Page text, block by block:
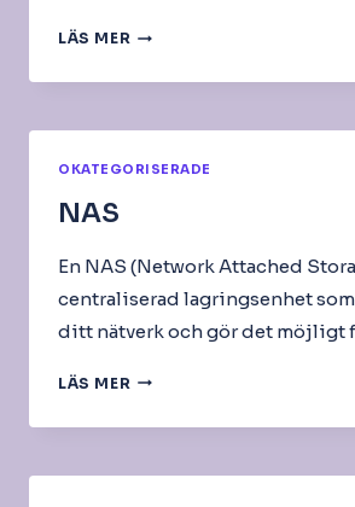
LÄS MER PETG
OKATEGORISERADE
NAS
En NAS (Network Attached
centraliserad lagringsenhet
ditt nätverk och gör det möjligt
LÄS MER NAS